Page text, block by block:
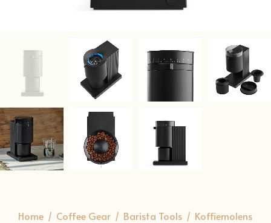
Home / Coffee Gear / Barista Tools / Koffiemolens